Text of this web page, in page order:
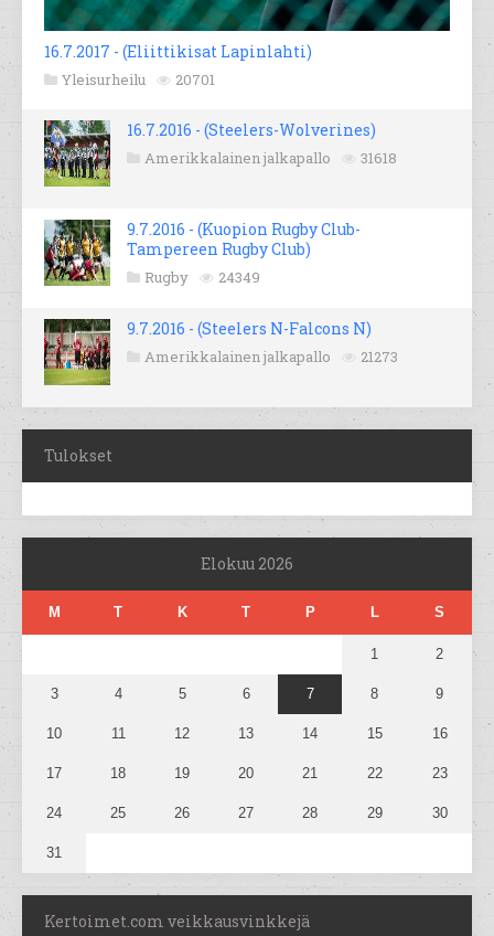
16.7.2017 - (Eliittikisat Lapinlahti)
Yleisurheilu 20701
16.7.2016 - (Steelers-Wolverines)
Amerikkalainen jalkapallo 31618
9.7.2016 - (Kuopion Rugby Club-
Tampereen Rugby Club)
Rugby 24349
9.7.2016 - (Steelers N-Falcons N)
Amerikkalainen jalkapallo 21273
Tulokset
Elokuu 2026
M T K T P L S
1 2
3 4 5 6 7 8 9
10 11 12 13 14 15 16
17 18 19 20 21 22 23
24 25 26 27 28 29 30
31
Kertoimet.com veikkausvinkkejä